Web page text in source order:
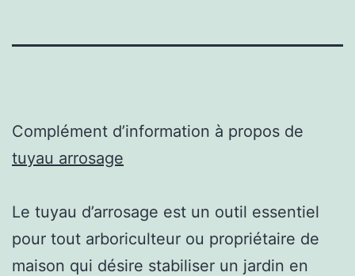
Complément d’information à propos de
tuyau arrosage
Le tuyau d’arrosage est un outil essentiel
pour tout arboriculteur ou propriétaire de
maison qui désire stabiliser un jardin en